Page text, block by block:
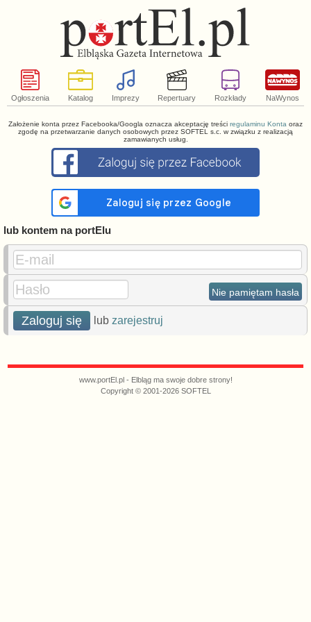
Ogłoszenia Katalog Imprezy Repertuary Rozkłady NaWynos
Założenie konta przez Facebooka/Googla oznacza akceptację treści regulaminu Konta oraz
zgodę na przetwarzanie danych osobowych przez SOFTEL s.c. w związku z realizacją
zamawianych usług.
lub kontem na portElu
E-mail
Hasło
Nie pamiętam hasła
Zaloguj się lub zarejestruj
www.portEl.pl - Elbląg ma swoje dobre strony!
Copyright © 2001-2026 SOFTEL